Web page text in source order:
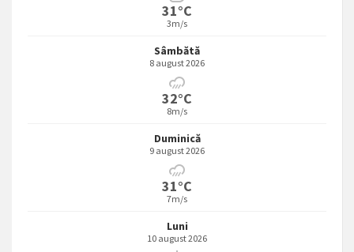
31°C
3m/s
Sâmbătă
8 august 2026
32°C
8m/s
Duminică
9 august 2026
31°C
7m/s
Luni
10 august 2026